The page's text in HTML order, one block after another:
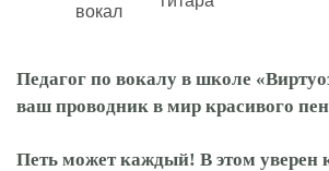
Педагог по вокалу в школе
ваш проводник в мир красивого
Петь может каждый! В этом уверен